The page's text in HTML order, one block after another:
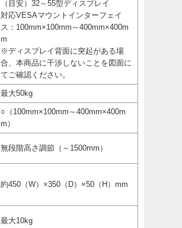
（目安）32～55型ディスプレイ
対応VESAマウントインターフェイ
ス：100mm×100mm～400mm×400m
m
※ディスプレイ背面に突起がある場
合、本商品に干渉しないことを図面に
てご確認ください。
最大50kg
○（100mm×100mm～400mm×400m
m）
無段階高さ調節（～1500mm）
約450（W）×350（D）×50（H）mm
最大10kg